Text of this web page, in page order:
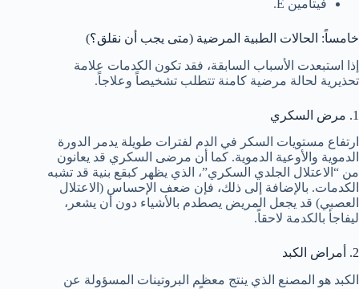
فيتامين E.
خامساً: الحالات الطبية المرضية (متى يجب أن نقلق؟)
إذا استبعدت الأسباب السابقة، فقد تكون الكدمات علامة
تحذيرية لحالة مرضية كامنة تتطلب تشخيصاً وعلاجاً.
1. مرض السكري
ارتفاع مستويات السكر في الدم لفترات طويلة يدمر الدورة
الدموية والأوعية الدموية. كما أن مرضى السكري قد يعانون
من “الاعتلال الجلدي السكري”، الذي يظهر كبقع بنية قد تشبه
الكدمات. بالإضافة إلى ذلك، فإن ضعف الإحساس (الاعتلال
العصبي) قد يجعل المريض يصطدم بالأشياء دون أن يشعر،
ليفاجأ بالكدمة لاحقاً.
2. أمراض الكبد
الكبد هو المصنع الذي ينتج معظم البروتينات المسؤولة عن